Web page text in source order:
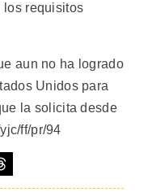
los requisitos
aun no ha logrado
Unidos para
la solicita desde
ff/pr/94